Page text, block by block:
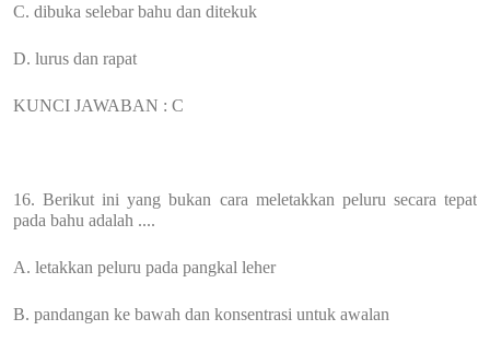
C. dibuka selebar bahu dan ditekuk
D. lurus dan rapat
KUNCI JAWABAN : C
16. Berikut ini yang bukan cara meletakkan peluru secara tepat
pada bahu adalah ....
A. letakkan peluru pada pangkal leher
B. pandangan ke bawah dan konsentrasi untuk awalan